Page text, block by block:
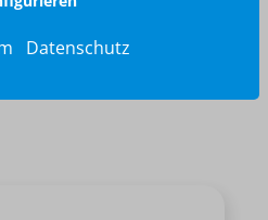
Datenschutz